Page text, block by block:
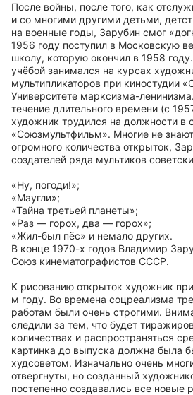
После войны, после того, как
и со многими другими детьми,
на военные годы, Зарубин смог
1956 году поступил в Московскую
школу, которую окончил в 1958
учёбой занимался на курсах
мультипликаторов при киностудии
Университете марксизма-
течение длительного времени (с
художник трудился на должности в
«Союзмультфильм». Многие не
огромного количества открыток,
создателей ряда мультиков
«Ну, погоди!»;
«Маугли»;
«Тайна третьей планеты»;
«Раз — горох, два — горох»;
«Жил-был пёс» и немало других.
В конце 1970-х годов Владимир
Союз кинематографистов СССР.
К рисованию открыток художник
м году. Во времена соцреализма
работам были очень строгими.
следили за тем, что будет
количествах и распространяться
картинка до выпуска должна была
худсоветом. Изначально очень
отвергнуты, но созданный
постепенно создавались все новые